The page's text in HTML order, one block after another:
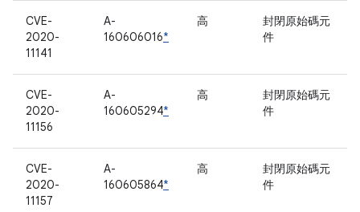
CVE-
2020-
11141
A-
160606016*
高
封閉原始碼元
件
CVE-
2020-
11156
A-
160605294*
高
封閉原始碼元
件
CVE-
2020-
11157
A-
160605864*
高
封閉原始碼元
件